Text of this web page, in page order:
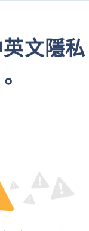
文隱私